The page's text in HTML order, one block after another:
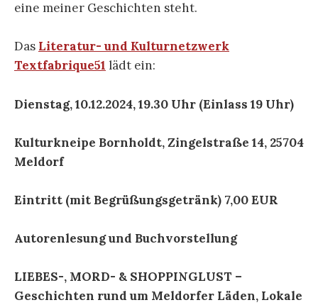
eine meiner Geschichten steht.
Das Literatur- und Kulturnetzwerk
Textfabrique51 lädt ein:
Dienstag, 10.12.2024, 19.30 Uhr (Einlass 19 Uhr)
Kulturkneipe Bornholdt, Zingelstraße 14, 25704
Meldorf
Eintritt (mit Begrüßungsgetränk) 7,00 EUR
Autorenlesung und Buchvorstellung
LIEBES-, MORD- & SHOPPINGLUST –
Geschichten rund um Meldorfer Läden, Lokale